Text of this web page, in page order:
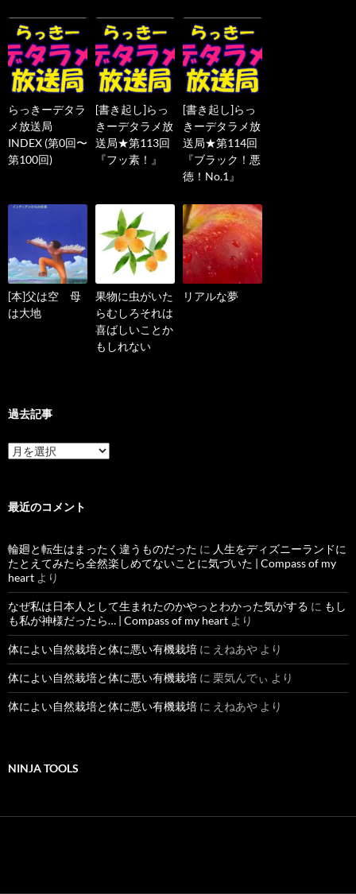
らっきーデタラ
メ放送局
INDEX (第0回〜
第100回)
[書き起し]らっ
きーデタラメ放
送局★第113回
『フッ素！』
[書き起し]らっ
きーデタラメ放
送局★第114回
『ブラック！悪
徳！No.1』
[本]父は空 母
は大地
果物に虫がいた
らむしろそれは
喜ばしいことか
もしれない
リアルな夢
過去記事
過
去
最近のコメント
輪廻と転生はまったく違うものだった に 人生をディズニーランドに
たとえてみたら全然楽しめてないことに気づいた | Compass of my
heart より
なぜ私は日本人として生まれたのかやっとわかった気がする に もし
も私が神様だったら… | Compass of my heart より
体によい自然栽培と体に悪い有機栽培 に えねあや より
体によい自然栽培と体に悪い有機栽培 に 栗気んでぃ より
体によい自然栽培と体に悪い有機栽培 に えねあや より
NINJA TOOLS